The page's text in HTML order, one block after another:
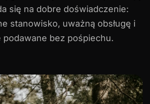
się na dobre doświadczenie:
stanowisko, uważną obsługę i
podawane bez pośpiechu.